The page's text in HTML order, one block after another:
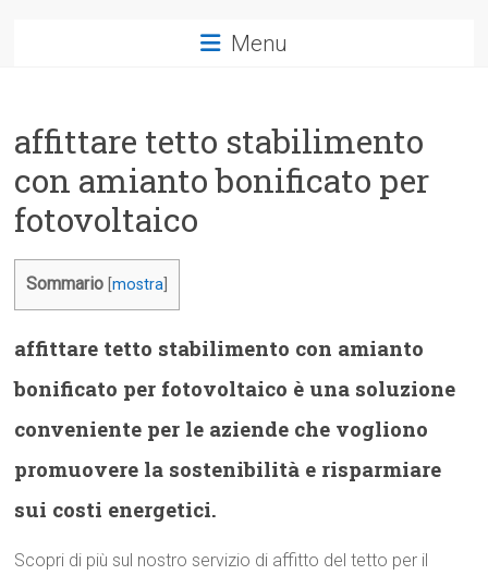
Menu
affittare tetto stabilimento
con amianto bonificato per
fotovoltaico
Sommario [mostra
affittare tetto stabilimento con amianto
bonificato per fotovoltaico è una soluzione
conveniente per le aziende che vogliono
promuovere la sostenibilità e risparmiare
sui costi energetici.
Scopri di più sul nostro servizio di affitto del tetto per il